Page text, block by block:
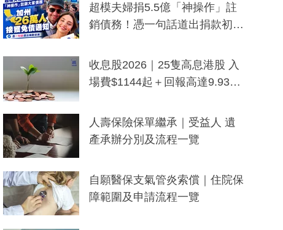
超模夫婦捐5.5億「神操作」註
銷債務！憑一句話道出捐款初
一度被誤當詐騙手段
收息股2026｜25隻高息港股 入
場費$1144起＋回報高達9.93
人壽保險保單繼承｜受益人 遺
產承辦分別及流程一覽
自願醫保支氣管炎索償｜住院保
障範圍及申請流程一覽